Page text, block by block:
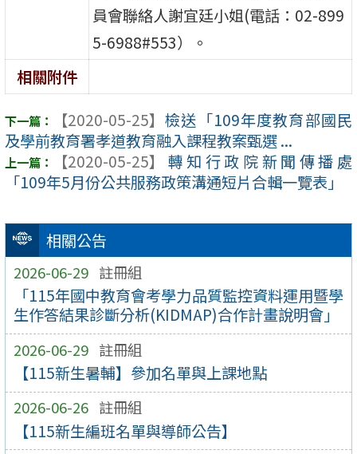
相關公告
2026-06-29 註冊組
「115年國中教育會考學力品質監控資料運用暨學
生作答結果診斷分析(KIDMAP)合作計畫說明會」
2026-06-29 註冊組
【115新生暑輔】參加名單與上課地點
2026-06-26 註冊組
【115新生編班名單與導師公告】
員會聯絡人謝宜廷小姐(電話：02-899
5-6988#553）。
相關附件
【2020-05-25】 檢送「109年度教育部國民
及學前教育署孝道教育融入課程教案甄選 ...
【2020-05-25】
轉知行政院新聞傳播處
「109年5月份公共服務政策溝通短片合輯一覽表」